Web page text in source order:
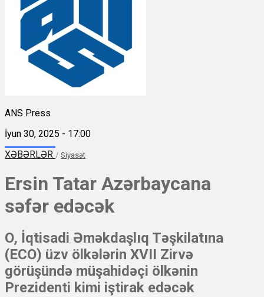
ANS Press
İyun 30, 2025 - 17:00
XƏBƏRLƏR / Siyasət
Ersin Tatar Azərbaycana
səfər edəcək
O, İqtisadi Əməkdaşlıq Təşkilatına
(ECO) üzv ölkələrin XVII Zirvə
görüşündə müşahidəçi ölkənin
Prezidenti kimi iştirak edəcək